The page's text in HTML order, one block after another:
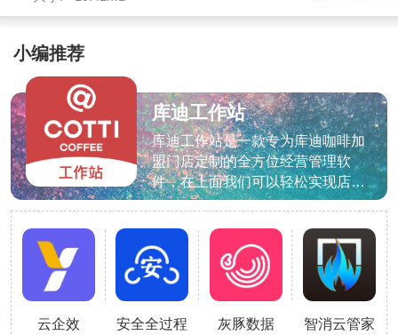
小编推荐
库迪工作站
App
库迪工作站是一款专为库迪咖啡加
盟门店定制的全方位经营管理软
件，在上面我们可以轻松实现店铺
日常运营的各项关键操作，并实时
策准确性。涵盖营业额统计、库存
盘点、报表生成等核心模块。软件
特色1、深度集成咖啡店业务流
程，提供一站式的店铺运营管理解
决方案。2、可视化数据面板，每
云企效
安全全过程
灰豚数据 智消云管家